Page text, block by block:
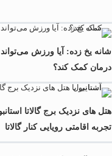
شانه یخ زده: آیا ورزش می‌تواند
درمان کمک کند؟
هتل های نزدیک برج گالاتا
تجربه اقامتی رویایی کنار گالاتا